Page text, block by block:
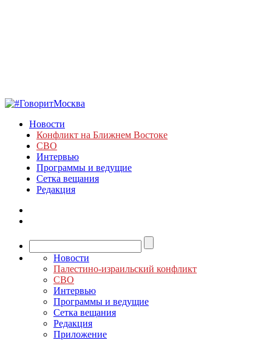
Новости
Конфликт на Ближнем Востоке
СВО
Интервью
Программы и ведущие
Сетка вещания
Редакция
Новости
Палестино-израильский конфликт
СВО
Интервью
Программы и ведущие
Сетка вещания
Редакция
Приложение